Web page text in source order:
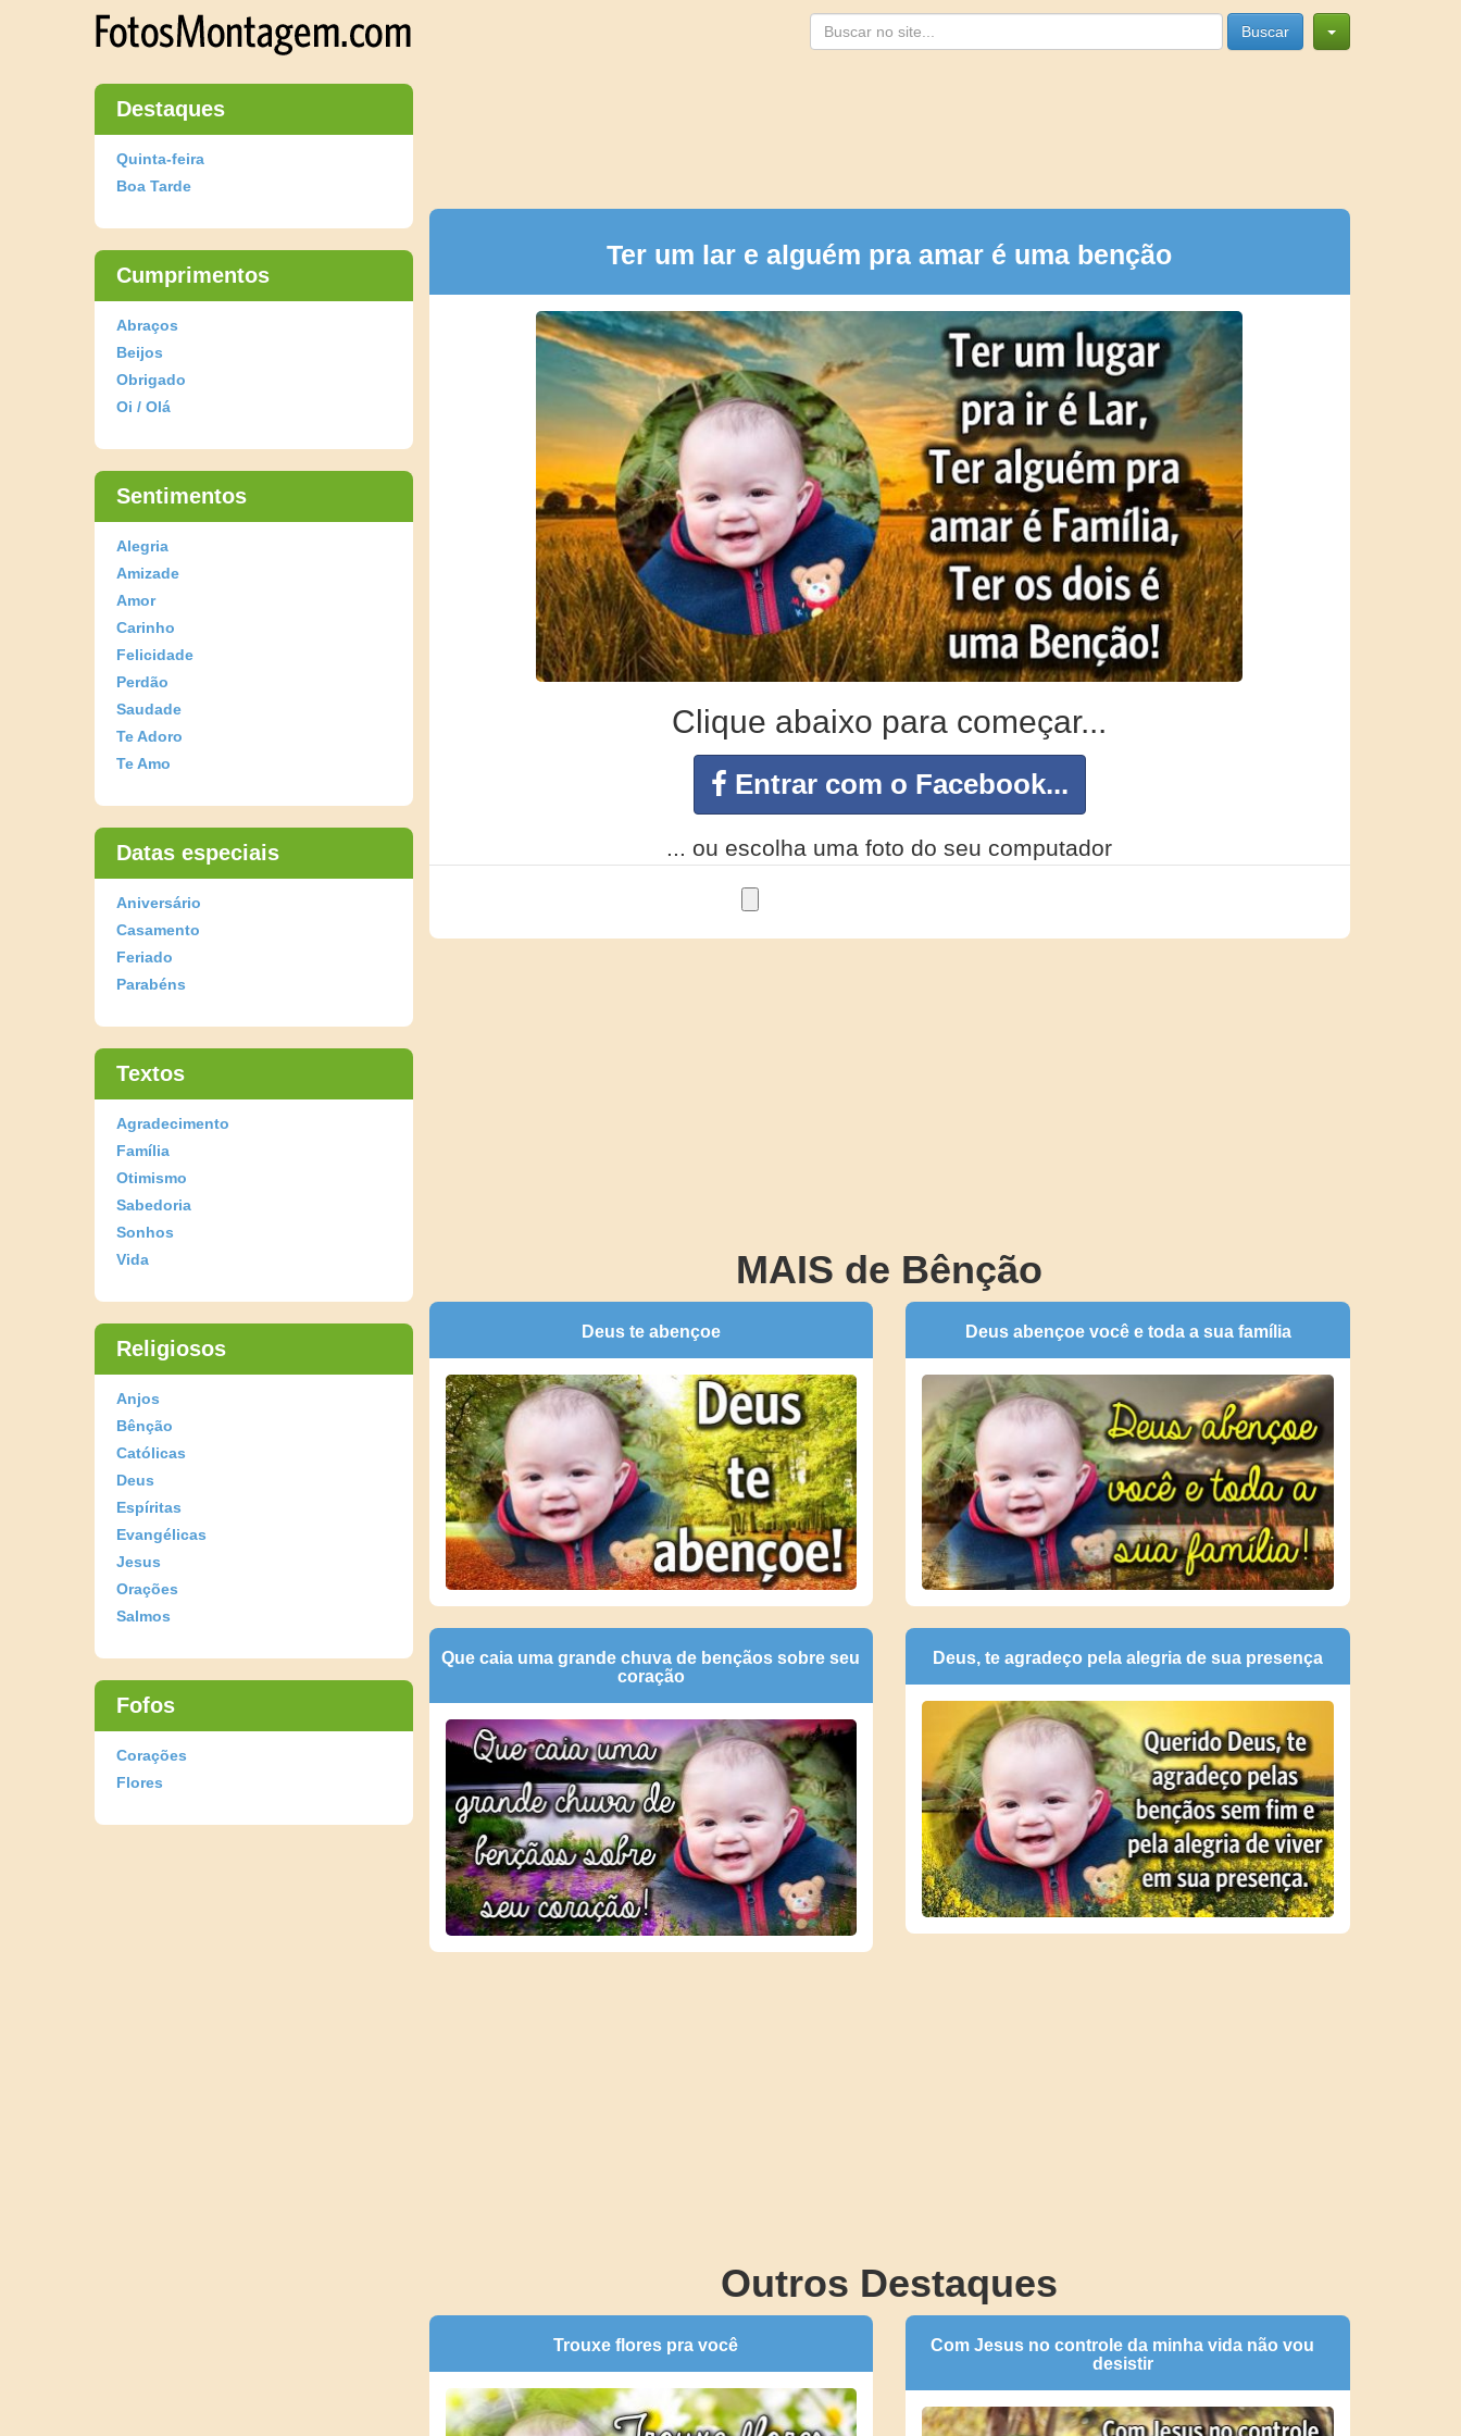
Busca Buscar
Destaques
Quinta-feira
Boa Tarde
Cumprimentos
Abraços
Beijos
Obrigado
Oi / Olá
Sentimentos
Alegria
Amizade
Amor
Carinho
Felicidade
Perdão
Saudade
Te Adoro
Te Amo
Datas especiais
Aniversário
Casamento
Feriado
Parabéns
Textos
Agradecimento
Família
Otimismo
Sabedoria
Sonhos
Vida
Religiosos
Anjos
Bênção
Católicas
Deus
Espíritas
Evangélicas
Jesus
Orações
Salmos
Fofos
Corações
Flores
Ter um lar e alguém pra amar é uma benção
Clique abaixo para começar...
Entrar com o Facebook...
... ou escolha uma foto do seu computador
MAIS de Bênção
Deus te abençoe Deus abençoe você e toda a sua família
Que caia uma grande chuva de bençãos sobre seu
coração
Deus, te agradeço pela alegria de sua presença
Outros Destaques
Trouxe flores pra você
Com Jesus no controle da minha vida não vou
desistir